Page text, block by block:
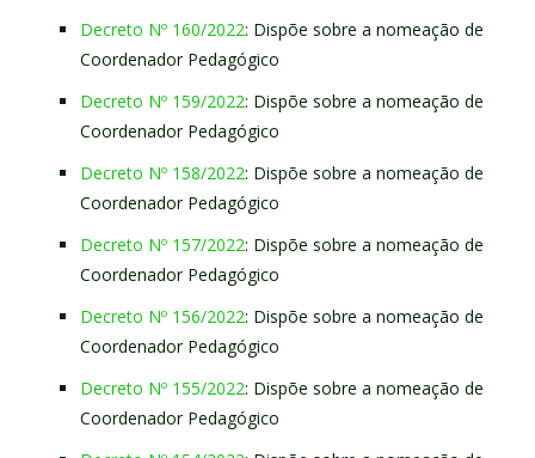
Decreto Nº 160/2022: Dispõe sobre a nomeação de
Coordenador Pedagógico
Decreto Nº 159/2022: Dispõe sobre a nomeação de
Coordenador Pedagógico
Decreto Nº 158/2022: Dispõe sobre a nomeação de
Coordenador Pedagógico
Decreto Nº 157/2022: Dispõe sobre a nomeação de
Coordenador Pedagógico
Decreto Nº 156/2022: Dispõe sobre a nomeação de
Coordenador Pedagógico
Decreto Nº 155/2022: Dispõe sobre a nomeação de
Coordenador Pedagógico